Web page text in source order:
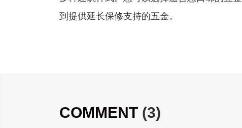
到提供延长保修支持的五金。
COMMENT (3)